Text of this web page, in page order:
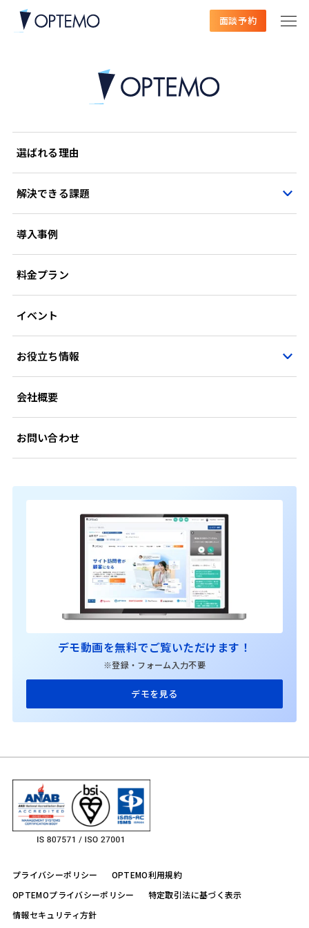
面談予約
選ばれる理由
解決できる課題
導入事例
料金プラン
イベント
お役立ち情報
会社概要
お問い合わせ
デモ動画を無料でご覧いただけます！
※登録・フォーム入力不要
デモを見る
プライバシーポリシー
OPTEMO利用規約
OPTEMOプライバシーポリシー
特定取引法に基づく表示
情報セキュリティ方針